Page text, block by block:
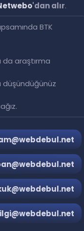
BTK
araştırma
düşündüğünüz
'dan alır.